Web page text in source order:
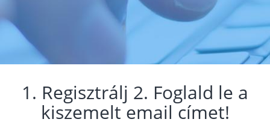
1. Regisztrálj 2. Foglald le a
kiszemelt email címet!